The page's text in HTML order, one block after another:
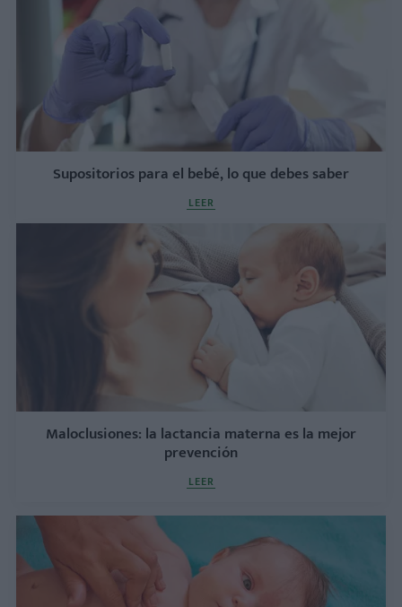
Supositorios para el bebé, lo que debes saber
LEER
Maloclusiones: la lactancia materna es la mejor
prevención
LEER